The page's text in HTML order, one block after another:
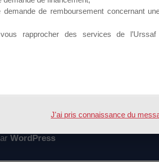
MDD 2016
WordPress
de remboursement concernant
rapprocher des services de
J'ai pris connaissance du